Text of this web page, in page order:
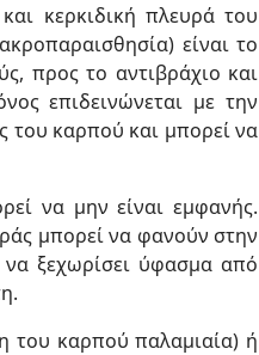
κερκιδική πλευρά του
είναι το
προς το αντιβράχιο και
επιδεινώνεται με την
του καρπού και μπορεί να
να μην είναι εμφανής.
μπορεί να φανούν στην
ξεχωρίσει ύφασμα από
του καρπού παλαμιαία) ή